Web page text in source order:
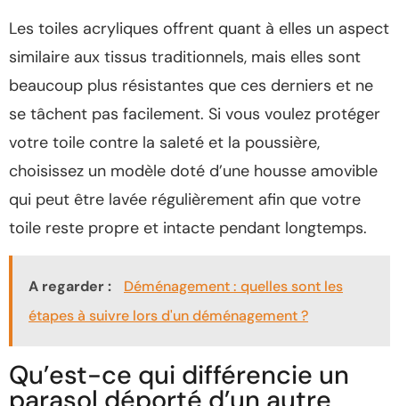
Les toiles acryliques offrent quant à elles un aspect
similaire aux tissus traditionnels, mais elles sont
beaucoup plus résistantes que ces derniers et ne
se tâchent pas facilement. Si vous voulez protéger
votre toile contre la saleté et la poussière,
choisissez un modèle doté d’une housse amovible
qui peut être lavée régulièrement afin que votre
toile reste propre et intacte pendant longtemps.
A regarder :
Déménagement : quelles sont les
étapes à suivre lors d'un déménagement ?
Qu’est-ce qui différencie un